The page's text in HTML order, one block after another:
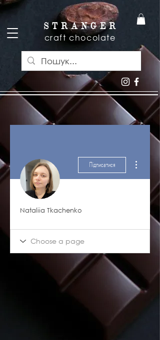
S T R A N G E R
craft chocolate
Підписатися
Nataliia Tkachenko